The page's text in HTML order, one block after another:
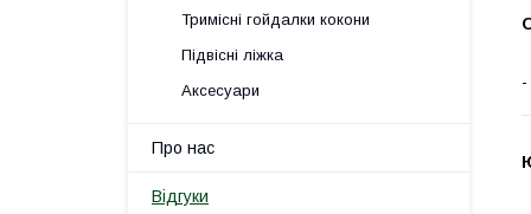
Тримісні гойдалки кокони
Підвісні ліжка
Аксесуари
Про нас
Відгуки